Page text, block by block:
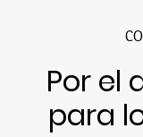
Por el
para